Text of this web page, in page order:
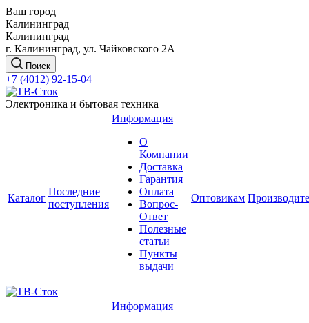
Ваш город
Калининград
Калининград
г. Калининград, ул. Чайковского 2А
Поиск
+7 (4012) 92-15-04
Электроника и бытовая техника
Каталог
Последние
поступления
Информация
О
Компании
Доставка
Гарантия
Оплата
Вопрос-
Ответ
Полезные
статьи
Пункты
выдачи
Оптовикам
Информация